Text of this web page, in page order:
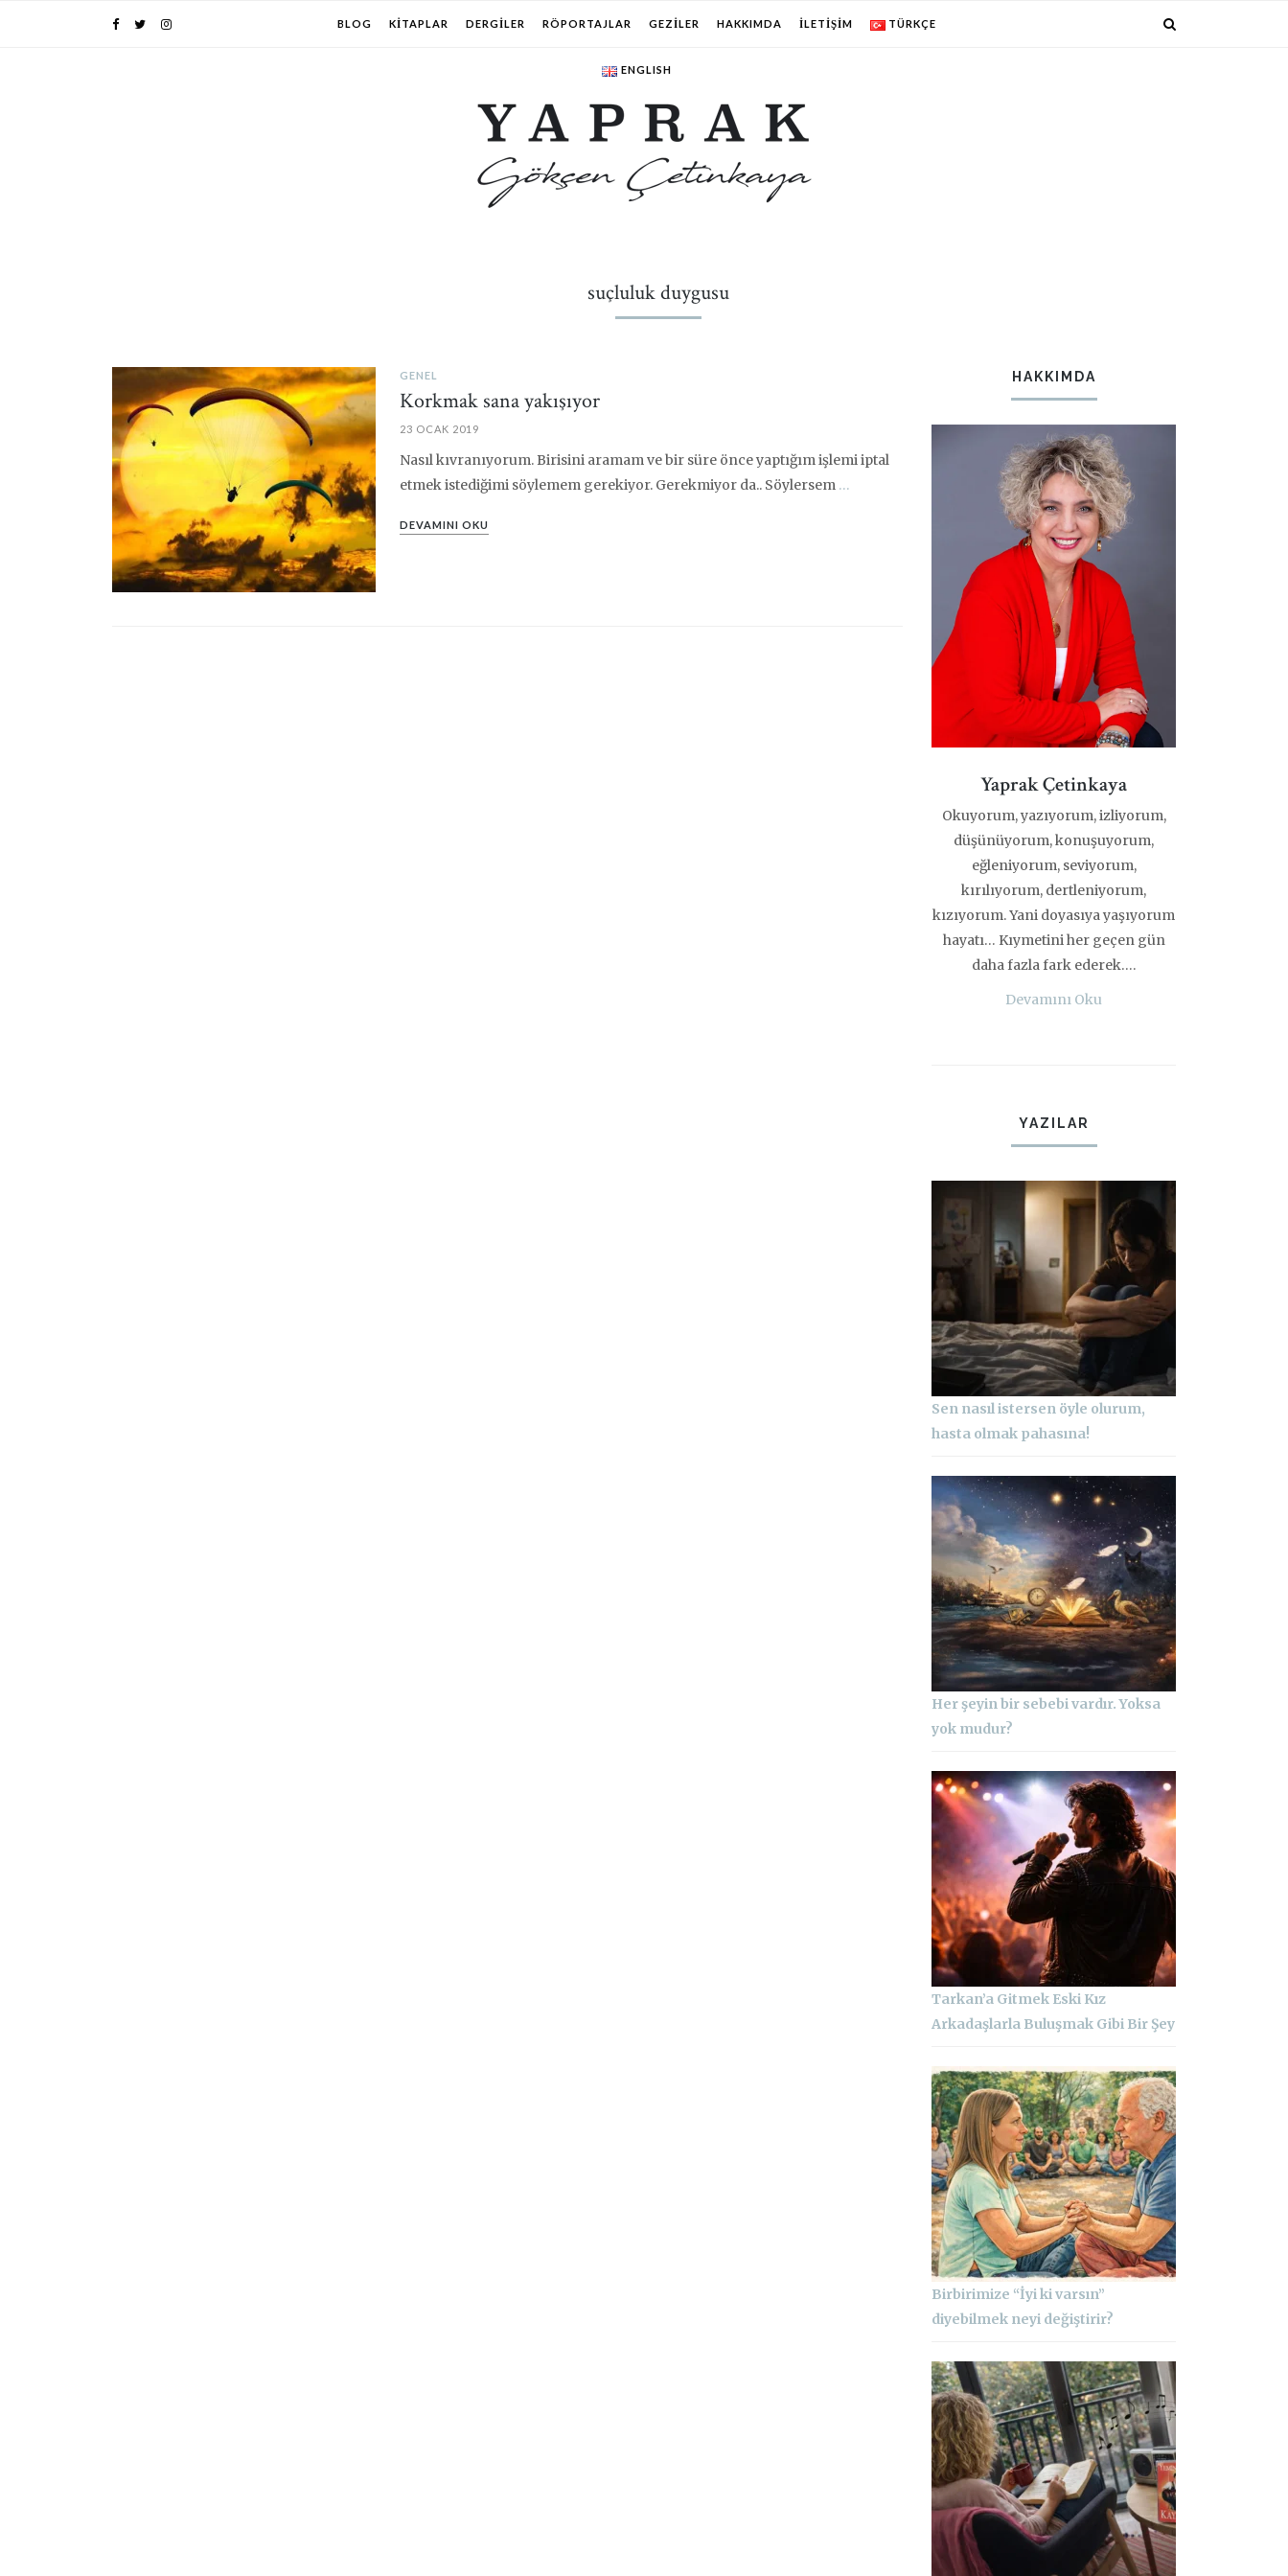
BLOG KITAPLAR DERGILER RÖPORTAJLAR GEZILER HAKKIMDA İLETIŞIM TÜRKÇE
ENGLISH
suçluluk duygusu
PIN IT
GENEL
Korkmak sana yakışıyor
23 OCAK 2019
Nasıl kıvranıyorum. Birisini aramam ve bir süre önce yaptığım işlemi iptal
etmek istediğimi söylemem gerekiyor. Gerekmiyor da.. Söylersem…
DEVAMINI OKU
HAKKIMDA
Yaprak Çetinkaya
Okuyorum, yazıyorum, izliyorum,
düşünüyorum, konuşuyorum,
eğleniyorum, seviyorum,
kırılıyorum, dertleniyorum,
kızıyorum. Yani doyasıya yaşıyorum
hayatı… Kıymetini her geçen gün
daha fazla fark ederek….
Devamını Oku
YAZILAR
Sen nasıl istersen öyle olurum,
hasta olmak pahasına!
Her şeyin bir sebebi vardır. Yoksa
yok mudur?
Tarkan’a Gitmek Eski Kız
Arkadaşlarla Buluşmak Gibi Bir Şey
Birbirimize “İyi ki varsın”
diyebilmek neyi değiştirir?